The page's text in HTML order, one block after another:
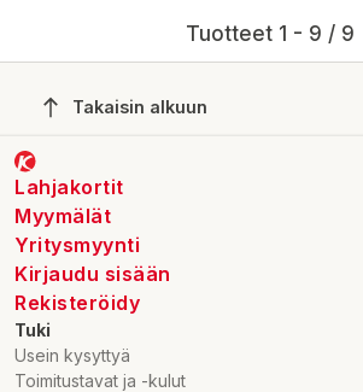
Tuotteet 1 - 9 / 9
Takaisin alkuun
Lahjakortit
Myymälät
Yritysmyynti
Kirjaudu sisään
Rekisteröidy
Tuki
Usein kysyttyä
Toimitustavat ja -kulut